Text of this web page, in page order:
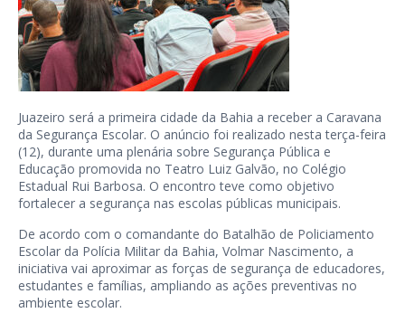
Juazeiro será a primeira cidade da Bahia a receber a Caravana
da Segurança Escolar. O anúncio foi realizado nesta terça-feira
(12), durante uma plenária sobre Segurança Pública e
Educação promovida no Teatro Luiz Galvão, no Colégio
Estadual Rui Barbosa. O encontro teve como objetivo
fortalecer a segurança nas escolas públicas municipais.
De acordo com o comandante do Batalhão de Policiamento
Escolar da Polícia Militar da Bahia, Volmar Nascimento, a
iniciativa vai aproximar as forças de segurança de educadores,
estudantes e famílias, ampliando as ações preventivas no
ambiente escolar.